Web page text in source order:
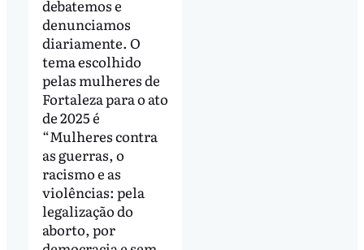
debatemos e
denunciamos
diariamente. O
tema escolhido
pelas mulheres de
Fortaleza para o ato
de 2025 é
“Mulheres contra
as guerras, o
racismo e as
violências: pela
legalização do
aborto, por